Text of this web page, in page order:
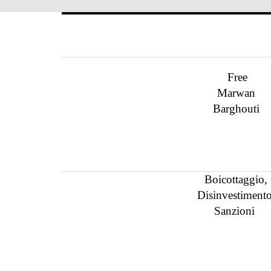
Free
Marwan
Barghouti
Boicottaggio,
Sanzioni